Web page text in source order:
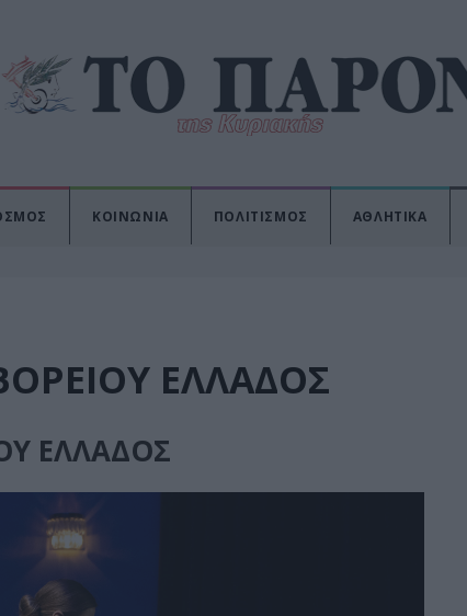
ΚΟΙΝΩΝΙΑ ΠΟΛΙΤΙΣΜΟΣ ΑΘΛΗΤΙΚΑ
ΕΛΛΑΔΟΣ
ΕΛΛΑΔΟΣ